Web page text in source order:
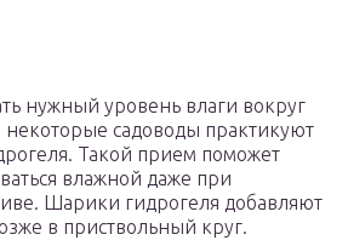
нужный уровень влаги вокруг
садоводы практикуют
Такой прием поможет
влажной даже при
Шарики гидрогеля добавляют
в приствольный круг.